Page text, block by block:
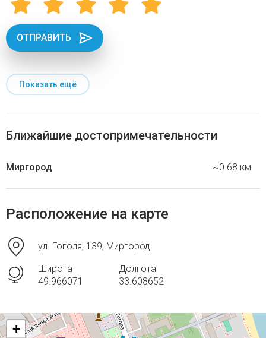
ОТПРАВИТЬ
Показать ещё
Ближайшие достопримечательности
Миргород ~0.68 км
Расположение на карте
ул. Гоголя, 139, Миргород
Широта
49.966071
Долгота
33.608652
+